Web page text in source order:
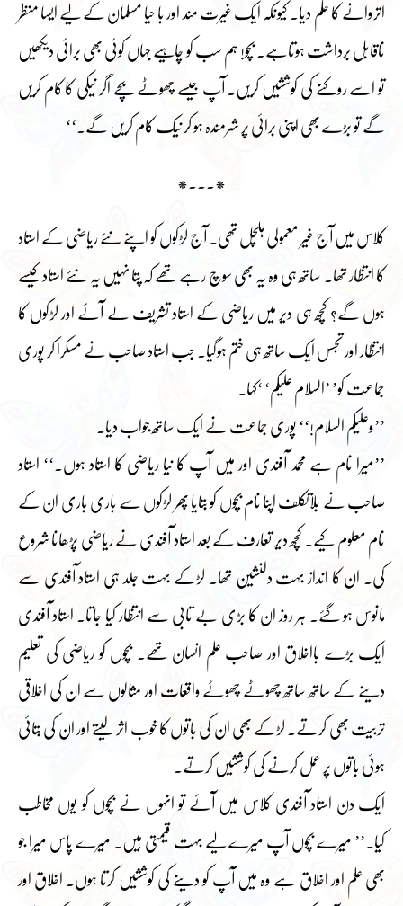
اتروانے کا حکم دیا۔ کیونکہ ایک غیرت مند اور با حیا مسلمان کے لیے ایسا منظر
ناقابل برداشت ہوتاہے۔ بچو! ہم سب کو چاہیے جہاں کوئی بھی برائی دیکھیں
تو اسے روکنے کی کوششیں کریں۔ آپ جیسے چھوٹے بچے اگر نیکی کا کام کریں
گے تو بڑے بھی اپنی برائی پر شرمندہ ہو کر نیک کام کریں گے۔‘‘
*۔۔۔*
کلاس میں آج غیر معمولی ہلچل تھی۔ آج لڑکوں کو اپنے نئے ریاضی کے استاد
کا انتظار تھا۔ ساتھ ہی وہ یہ بھی سوچ رہے تھے کہ پتا نہیں یہ نئے استاد کیسے
ہوں گے؟ کچھ ہی دیر میں ریاضی کے استاد تشریف لے آئے اور لڑکوں کا
انتظار اور تجسس ایک ساتھ ہی ختم ہوگیا۔ جب استاد صاحب نے مسکرا کر پوری
جماعت کو’ ’السلام علیکم‘ ‘کہا۔
’’وعلیکم السلام!‘‘ پوری جماعت نے ایک ساتھ جواب دیا۔
’’میرا نام ہے محمد آفندی اور میں آپ کا نیا ریاضی کا استاد ہوں۔‘‘ استاد
صاحب نے بلاتکلف اپنا نام بچوں کو بتایا پھر لڑکوں سے باری باری ان کے
نام معلوم کیے۔ کچھ دیر تعارف کے بعد استاد آفندی نے ریاضی پڑھانا شروع
کی۔ ان کا انداز بہت دلنشین تھا۔ لڑکے بہت جلد ہی استاد آفندی سے
مانوس ہو گئے۔ ہر روز ان کا بڑی بے تابی سے انتظار کیا جاتا۔ استاد آفندی
ایک بڑے بااخلاق اور صاحب علم انسان تھے۔ بچوں کو ریاضی کی تعلیم
دینے کے ساتھ ساتھ چھوٹے چھوٹے واقعات اور مثالوں سے ان کی اخلاقی
تربیت بھی کرتے۔ لڑکے بھی ان کی باتوں کا خوب اثر لیتے اور ان کی بتائی
ہوئی باتوں پر عمل کرنے کی کوششیں کرتے۔
ایک دن استاد آفندی کلاس میں آئے تو انہوں نے بچوں کو یوں مخاطب
کیا۔’’ میرے بچوں آپ میرے لیے بہت قیمتی ہیں۔ میرے پاس میرا جو
بھی علم اور اخلاق ہے وہ میں آپ کو دینے کی کوششیں کرتا ہوں۔ اخلاق اور